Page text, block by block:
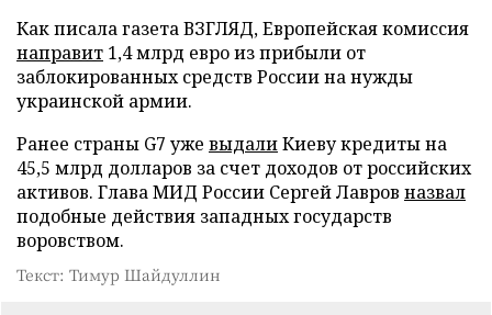
Как писала газета ВЗГЛЯД, Европейская комиссия
направит 1,4 млрд евро из прибыли от
заблокированных средств России на нужды
украинской армии.
Ранее страны G7 уже выдалиКиеву кредиты на
45,5 млрд долларов за счет доходов от российских
активов. Глава МИД России Сергей Лавров назвал
подобные действия западных государств
воровством.
Текст: Тимур Шайдуллин